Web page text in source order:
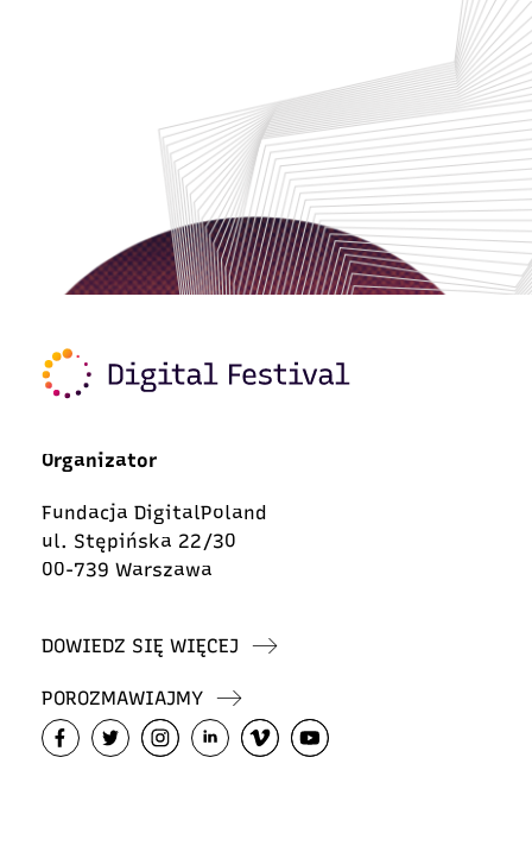
Organizator
Fundacja DigitalPoland
ul. Stępińska 22/30
00-739 Warszawa
DOWIEDZ SIĘ WIĘCEJ
POROZMAWIAJMY